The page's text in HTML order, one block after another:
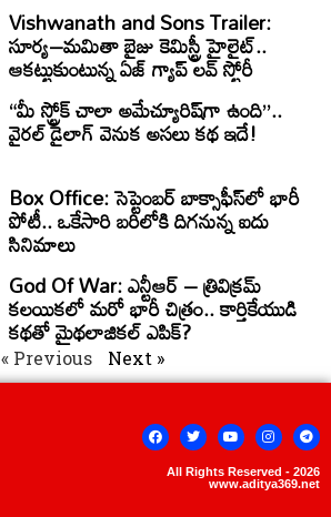
Vishwanath and Sons Trailer:
సూర్య–మమితా బైజు కెమిస్ట్రీ హైలైట్..
ఆకట్టుకుంటున్న ఏజ్ గ్యాప్ లవ్ స్టోరీ
“మీ స్ట్రోక్ చాలా అమేచ్యూరిష్‌గా ఉంది”..
వైరల్ డైలాగ్ వెనుక అసలు కథ ఇదే!
Box Office: సెప్టెంబర్ బాక్సాఫీస్‌లో భారీ
పోటీ.. ఒకేసారి బరిలోకి దిగనున్న ఐదు
సినిమాలు
God Of War: ఎన్టీఆర్ – త్రివిక్రమ్
కలయికలో మరో భారీ చిత్రం.. కార్తికేయుడి
కథతో మైథలాజికల్ ఎపిక్?
« Previous Next »
All Rights Reserved - 2026
www.aditya369.net